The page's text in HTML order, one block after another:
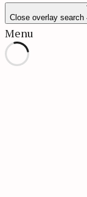
Close overlay search
Menu